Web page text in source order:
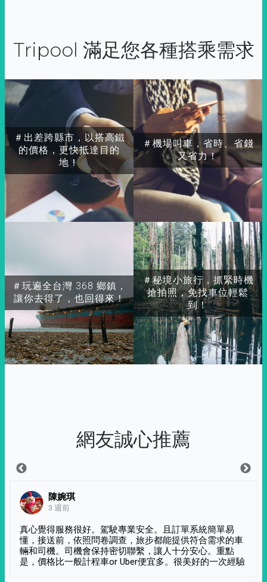
Tripool 滿足您各種搭乘需求
＃出差跨縣市，以搭高鐵
的價格，更快抵達目的
地！
＃玩遍全台灣 368 鄉鎮，
讓你去得了，也回得來！
＃秘境小旅行，抓緊時機
搶拍照，免找車位輕鬆
到！
＃機場叫車，省時、省錢
又省力！
網友誠心推薦
陳婉琪
3 週前
真心覺得服務很好。駕駛專業安全。且訂單系統簡單易
懂，接送前，依照問卷調查，旅步都能提供符合需求的車
輛和司機。司機會保持密切聯繫，讓人十分安心。重點
是，價格比一般計程車or Uber便宜多。很美好的一次經驗